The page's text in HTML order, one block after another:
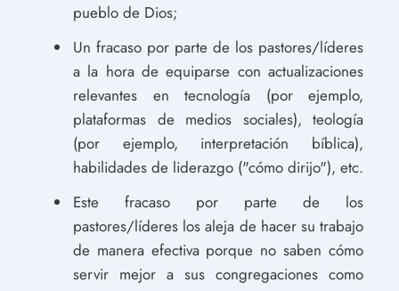
pueblo de Dios;
Un fracaso por parte de los pastores/líderes
a la hora de equiparse con actualizaciones
relevantes en tecnología (por ejemplo,
plataformas de medios sociales), teología
(por ejemplo, interpretación bíblica),
habilidades de liderazgo ("cómo dirijo"), etc.
Este fracaso por parte de los
pastores/líderes los aleja de hacer su trabajo
de manera efectiva porque no saben cómo
servir mejor a sus congregaciones como